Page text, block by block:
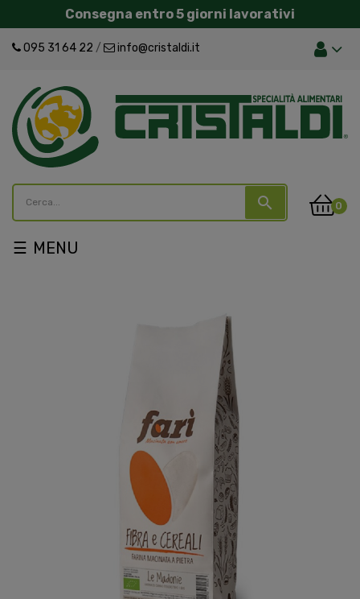
Consegna entro 5 giorni lavorativi
095 31 64 22 / info@cristaldi.it
search 0
navigazione
☰